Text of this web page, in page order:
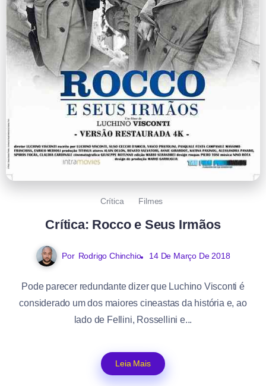
Crítica Filmes
Crítica: Rocco e Seus Irmãos
Por Rodrigo Chinchio 14 De Março De 2018
Pode parecer redundante dizer que Luchino Visconti é
considerado um dos maiores cineastas da história e, ao
lado de Fellini, Rossellini e...
Leia Mais